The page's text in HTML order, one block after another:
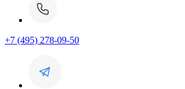
+7 (495) 278-09-50